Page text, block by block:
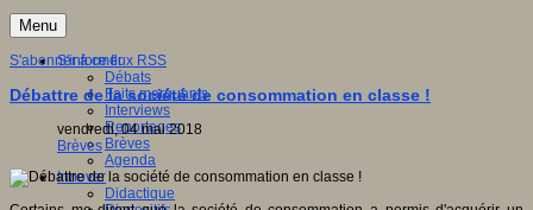
Menu
S'informer
Débats
Faits marquants
Interviews
Reportages
Brèves
Agenda
Innover
Didactique
S'abonner à ce flux RSS
Débattre de la société de consommation en classe !
vendredi, 04 mai 2018
Brèves